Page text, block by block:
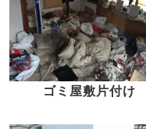
ゴミ屋敷片付け